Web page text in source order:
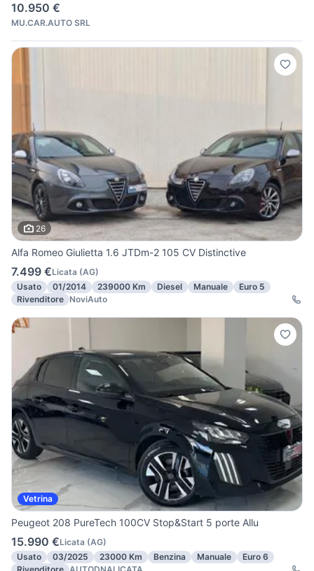
10.950 €
MU.CAR.AUTO SRL
26
Alfa Romeo Giulietta 1.6 JTDm-2 105 CV Distinctive
7.499 €Licata (AG)
Usato
01/2014 239000 Km Diesel Manuale
Euro 5
Rivenditore NoviAuto
Vetrina
Peugeot 208 PureTech 100CV Stop&Start 5 porte Allu
15.990 €Licata (AG)
Usato
03/2025 23000 Km Benzina Manuale
Euro 6